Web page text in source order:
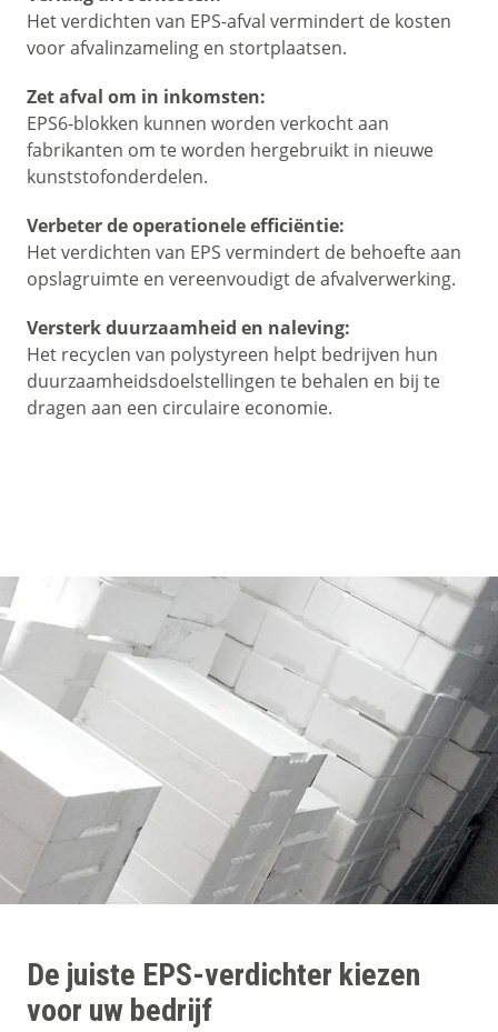
Het verdichten van EPS-afval vermindert de kosten
voor afvalinzameling en stortplaatsen.
Zet afval om in inkomsten:
EPS6-blokken kunnen worden verkocht aan
fabrikanten om te worden hergebruikt in nieuwe
kunststofonderdelen.
Verbeter de operationele efficiëntie:
Het verdichten van EPS vermindert de behoefte aan
opslagruimte en vereenvoudigt de afvalverwerking.
Versterk duurzaamheid en naleving:
Het recyclen van polystyreen helpt bedrijven hun
duurzaamheidsdoelstellingen te behalen en bij te
dragen aan een circulaire economie.
De juiste EPS-verdichter kiezen
voor uw bedrijf